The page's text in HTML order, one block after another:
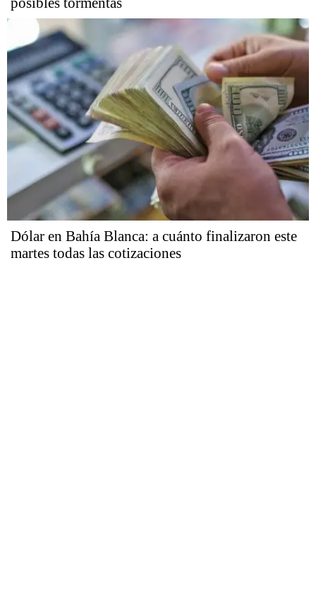
Dólar en Bahía Blanca: a cuánto finalizaron este
martes todas las cotizaciones